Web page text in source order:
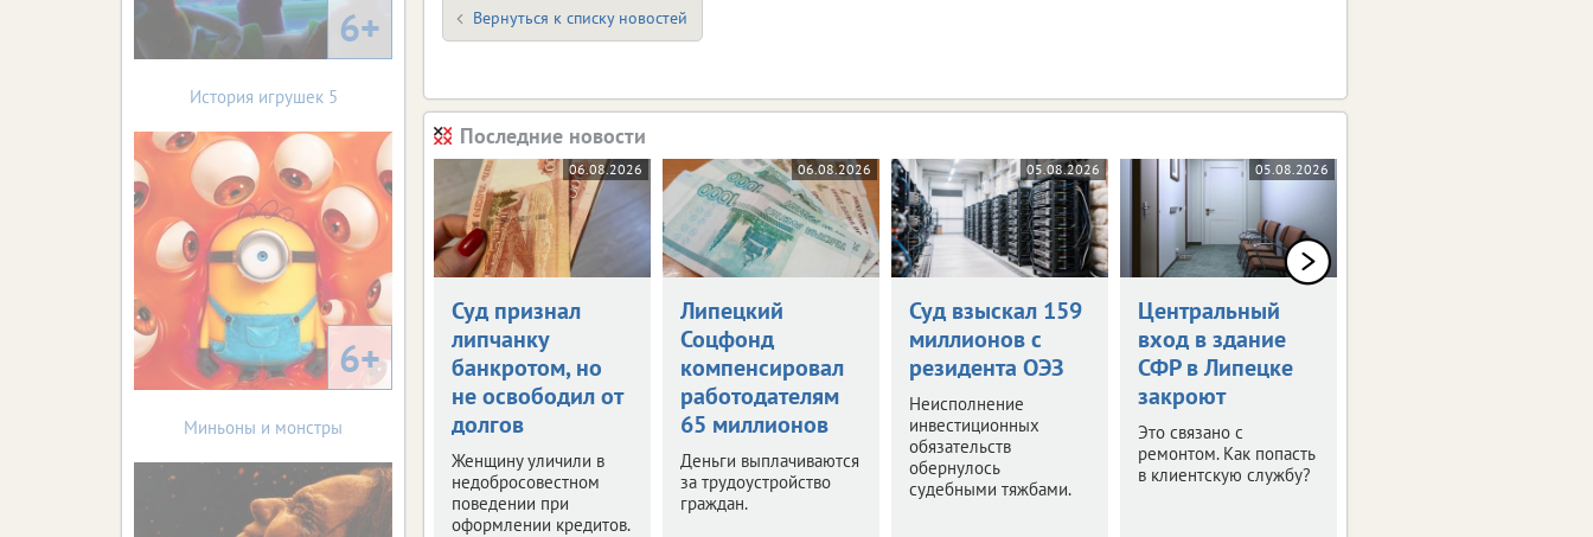
Вернуться к списку новостей
Последние новости
06.08.2026
Суд признал
липчанку
банкротом, но
не освободил от
долгов
Женщину уличили в
недобросовестном
поведении при
оформлении кредитов.
06.08.2026
Липецкий
Соцфонд
компенсировал
работодателям
65 миллионов
Деньги выплачиваются
за трудоустройство
граждан.
05.08.2026
Суд взыскал 159
миллионов с
резидента ОЭЗ
Неисполнение
инвестиционных
обязательств
обернулось
судебными тяжбами.
05.08.2026
Центральный
вход в здание
СФР в Липецке
закроют
Это связано с
ремонтом. Как попасть
в клиентскую службу?
6+
История игрушек 5
6+
Миньоны и монстры